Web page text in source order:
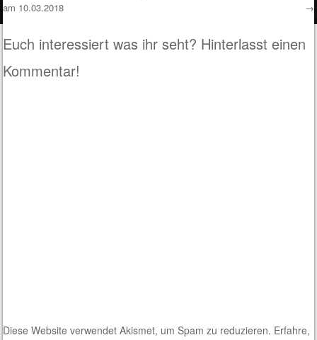
Post navigation
am 10.03.2018
→
Euch interessiert was ihr seht? Hinterlasst einen
Kommentar!
Diese Website verwendet Akismet, um Spam zu reduzieren. Erfahre,